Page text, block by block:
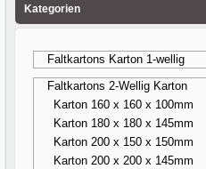
Kategorien
Faltkartons Karton 1-wellig
Faltkartons 2-Wellig Karton
Karton 160 x 160 x 100mm
Karton 180 x 180 x 145mm
Karton 200 x 150 x 150mm
Karton 200 x 200 x 145mm